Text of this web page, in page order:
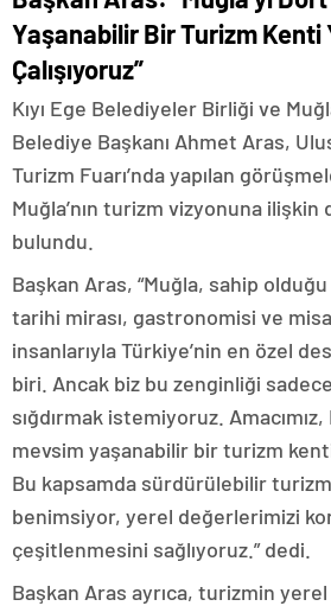
Yaşanabilir Bir Turizm Kenti
Çalışıyoruz”
Kıyı Ege Belediyeler Birliği ve
Belediye Başkanı Ahmet Aras,
Turizm Fuarı’nda yapılan
Muğla’nın turizm vizyonuna
bulundu.
Başkan Aras, “Muğla, sahip
tarihi mirası, gastronomisi ve
insanlarıyla Türkiye’nin en özel
biri. Ancak biz bu zenginliği
sığdırmak istemiyoruz. Amacımız,
mevsim yaşanabilir bir turizm
Bu kapsamda sürdürülebilir turizm
benimsiyor, yerel değerlerimizi
çeşitlenmesini sağlıyoruz.” dedi.
Başkan Aras ayrıca, turizmin yerel